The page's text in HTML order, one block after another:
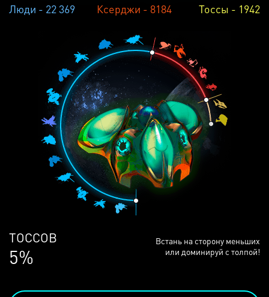
Люди - 22 369 Ксерджи - 8184 Тоссы - 1942
ЛЮДЕЙ
68%
Встань на сторону меньших
или доминируй с толпой!